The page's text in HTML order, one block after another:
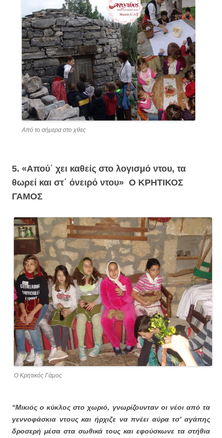
Από το σήμερα στο χθες
5. «Απού΄ χει καθείς στο λογισμό ντου, τα
θωρεί και στ΄ όνειρό ντου» Ο ΚΡΗΤΙΚΟΣ
ΓΑΜΟΣ
Ο Κρητικός Γάμος
“Μικιός ο κύκλος στο χωριό, γνωρίζουνταν οι νέοι από τα
γεννοφάσκια ντους και ήρχιζε να πνέει αύρα τσ’ αγάπης
δροσερή μέσα στα σωθικά τους και εφούσκωνε τα στήθια